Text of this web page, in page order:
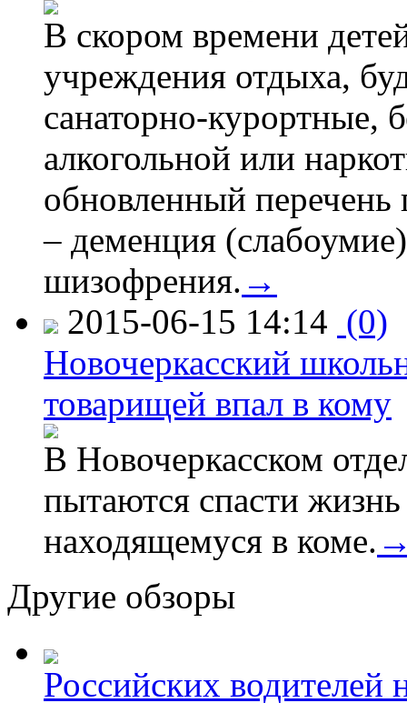
В скором времени
учреждения отдыха,
санаторно-курортные,
алкогольной или
обновленный
– деменция
шизофрения. →
2015-06-15 14:14 (0)
Новочеркасский
товарищей впал в кому
В Новочеркасском
пытаются спасти
находящемуся в коме.
Другие обзоры
Российских водителей